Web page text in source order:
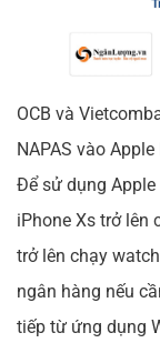
OCB và
NAPAS vào
Để sử dụng Apple
iPhone Xs trở lên
trở lên chạy
ngân hàng nếu
tiếp từ ứng dụng